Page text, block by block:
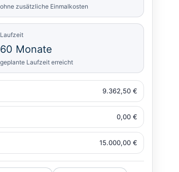
ohne zusätzliche Einmalkosten
Laufzeit
60 Monate
geplante Laufzeit erreicht
9.362,50 €
0,00 €
15.000,00 €